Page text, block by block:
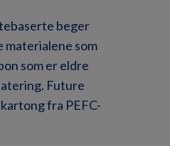
beger
materialene som
som er eldre
Future
fra PEFC-